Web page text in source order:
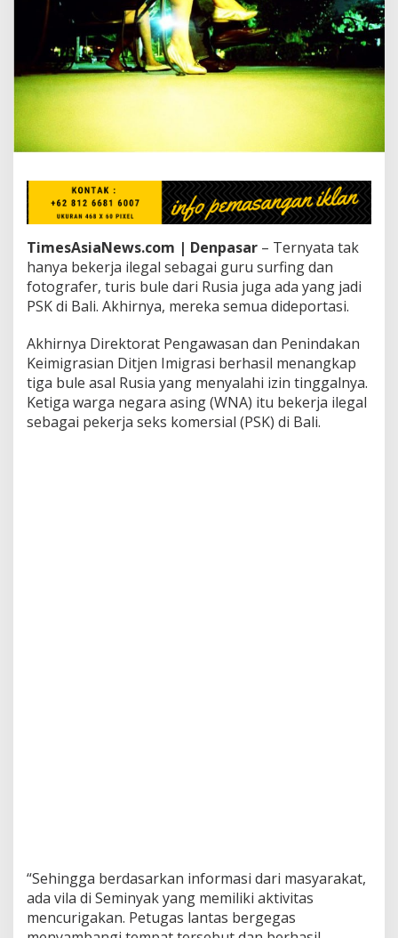
i
s
B
u
l
e
i
Y
J
a
d
i
P
K
d
i
B
a
l
TimesAsiaNews.com | Denpasar – Ternyata tak
hanya bekerja ilegal sebagai guru surfing dan
fotografer, turis bule dari Rusia juga ada yang jadi
PSK di Bali. Akhirnya, mereka semua dideportasi.
Akhirnya Direktorat Pengawasan dan Penindakan
Keimigrasian Ditjen Imigrasi berhasil menangkap
tiga bule asal Rusia yang menyalahi izin tinggalnya.
Ketiga warga negara asing (WNA) itu bekerja ilegal
sebagai pekerja seks komersial (PSK) di Bali.
“Sehingga berdasarkan informasi dari masyarakat,
ada vila di Seminyak yang memiliki aktivitas
mencurigakan. Petugas lantas bergegas